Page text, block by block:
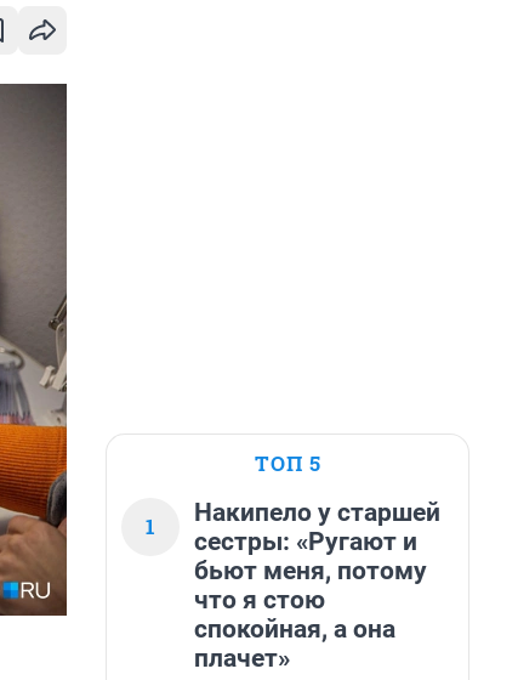
ТОП 5
1
Накипело у старшей
сестры: «Ругают и
бьют меня, потому
что я стою
спокойная, а она
плачет»